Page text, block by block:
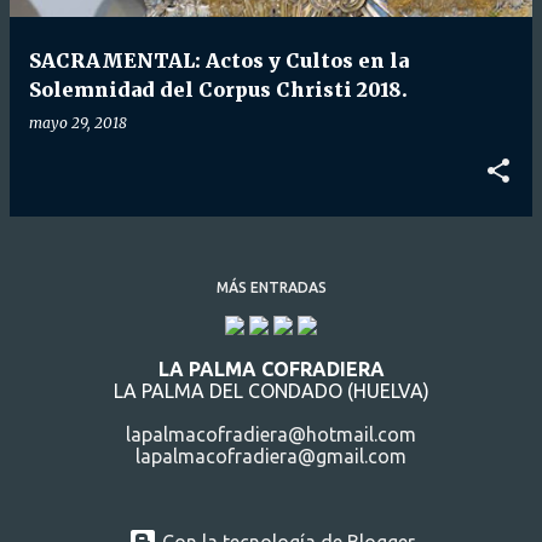
SACRAMENTAL: Actos y Cultos en la
Solemnidad del Corpus Christi 2018.
mayo 29, 2018
MÁS ENTRADAS
LA PALMA COFRADIERA
LA PALMA DEL CONDADO (HUELVA)
lapalmacofradiera@hotmail.com
lapalmacofradiera@gmail.com